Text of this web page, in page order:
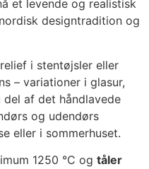
et levende og realistisk
designtradition og
i stentøjsler eller
– variationer i glasur,
af det håndlavede
og udendørs
eller i sommerhuset.
1250 °C og tåler